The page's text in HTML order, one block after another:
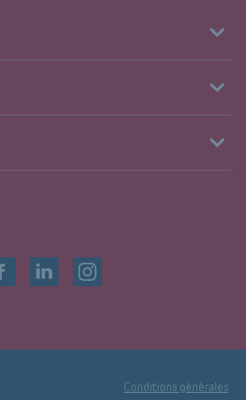
Conditions générales